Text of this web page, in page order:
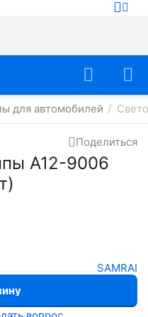
для автомобилей /
Поделиться
A12-9006
SAMRAI